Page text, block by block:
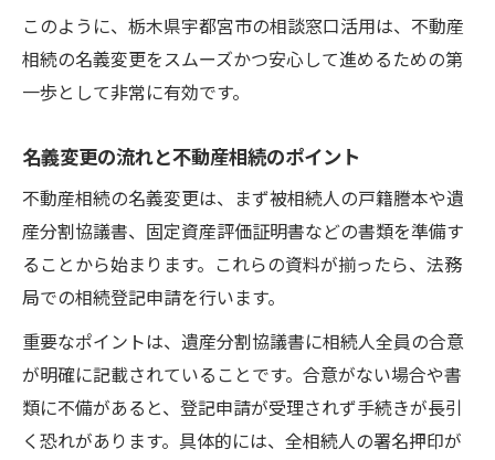
このように、栃木県宇都宮市の相談窓口活用は、不動産
相続の名義変更をスムーズかつ安心して進めるための第
一歩として非常に有効です。
名義変更の流れと不動産相続のポイント
不動産相続の名義変更は、まず被相続人の戸籍謄本や遺
産分割協議書、固定資産評価証明書などの書類を準備す
ることから始まります。これらの資料が揃ったら、法務
局での相続登記申請を行います。
重要なポイントは、遺産分割協議書に相続人全員の合意
が明確に記載されていることです。合意がない場合や書
類に不備があると、登記申請が受理されず手続きが長引
く恐れがあります。具体的には、全相続人の署名押印が